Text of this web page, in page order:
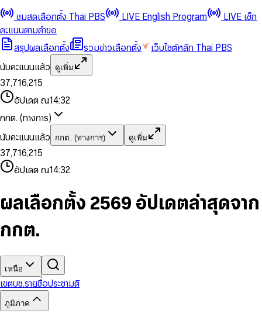
ชมสดเลือกตั้ง Thai PBS LIVE English Program
LIVE เช็ก
คะแนนตามคำขอ
สรุปผลเลือกตั้ง
รวมข่าวเลือกตั้ง
เว็บไซต์หลัก Thai PBS
นับคะแนนแล้ว
ดูเพิ่ม
0
1
2
3
4
5
6
8
9
0
1
2
3
4
5
6
7
8
9
,
0
1
2
4
6
7
8
9
0
1
2
3
4
5
6
7
8
9
0
1
3
5
6
7
8
9
,
1
2
4
5
7
8
9
0
1
3
4
6
7
8
9
0
2
3
4
5
7
8
อัปเดต ณ14:32
กกต. (ทางการ)
นับคะแนนแล้ว
กกต. (ทางการ) ดูเพิ่ม
0
1
2
3
4
5
7
8
0
1
2
4
5
6
7
8
9
,
0
1
2
4
6
7
8
9
0
1
2
3
5
6
8
9
0
1
3
5
6
7
8
,
1
2
4
6
7
9
0
1
3
5
6
8
9
0
2
3
4
5
7
9
อัปเดต ณ14:32
ผลเลือกตั้ง 2569 อัปเดตล่าสุดจาก
กกต.
เหนือ
เขตบช.รายชื่อประชามติ
ภูมิภาค